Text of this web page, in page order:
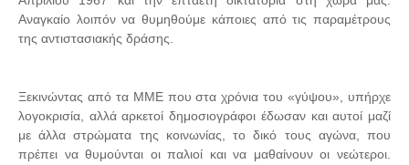
Αναγκαίο λοιπόν να θυμηθούμε κάποιες από τις παραμέτρους
της αντιστασιακής δράσης.
Ξεκινώντας από τα ΜΜΕ που στα χρόνια του «γύψου», υπήρχε
λογοκρισία, αλλά αρκετοί δημοσιογράφοι έδωσαν και αυτοί μαζί
με άλλα στρώματα της κοινωνίας, το δικό τους αγώνα, που
πρέπει να θυμούνται οι παλιοί και να μαθαίνουν οι νεώτεροι.